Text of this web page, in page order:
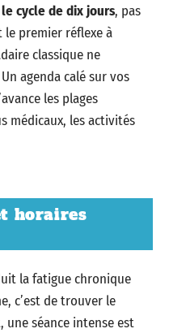
cycle de dix jours, pas
le premier réflexe à
classique ne
agenda calé sur vos
les plages
médicaux, les activités
horaires
la fatigue chronique
c’est de trouver le
une séance intense est